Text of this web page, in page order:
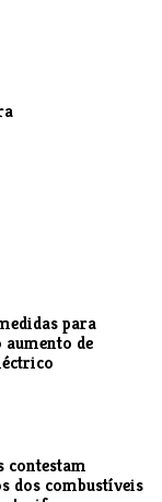
para
de
contestam
dos combustíveis